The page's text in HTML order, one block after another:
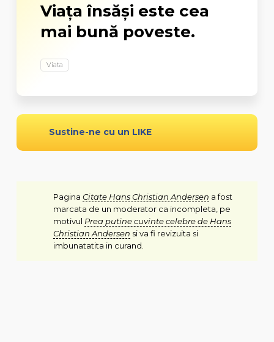
Viața însăși este cea
mai bună poveste.
Viata
Sustine-ne cu un LIKE
Pagina Citate Hans Christian Andersen a fost
marcata de un moderator ca incompleta, pe
motivul Prea putine cuvinte celebre de Hans
Christian Andersen si va fi revizuita si
imbunatatita in curand.